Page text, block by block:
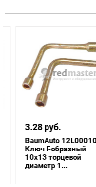
3.28 руб.
BaumAuto 12L0001013
Ключ Г-образный
10х13 торцевой
диаметр 1...